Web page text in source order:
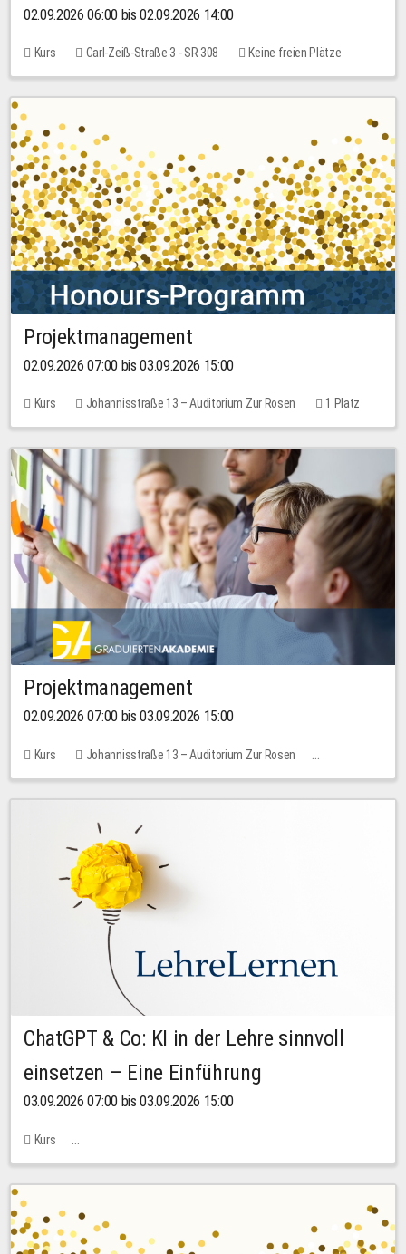
02.09.2026 06:00 bis 02.09.2026 14:00
Kurs Carl-Zeiß-Straße 3 - SR 308 Keine freien Plätze
Projektmanagement
02.09.2026 07:00 bis 03.09.2026 15:00
Kurs Johannisstraße 13 – Auditorium Zur Rosen 1 Platz
Projektmanagement
02.09.2026 07:00 bis 03.09.2026 15:00
Kurs
Johannisstraße 13 – Auditorium Zur Rosen
Keine freien Plätze
30,00 EUR
ChatGPT & Co: KI in der Lehre sinnvoll
einsetzen – Eine Einführung
03.09.2026 07:00 bis 03.09.2026 15:00
Kurs
Bachstraße 18k - SR 102 (Seminarraum Servicestelle LehreLernen)